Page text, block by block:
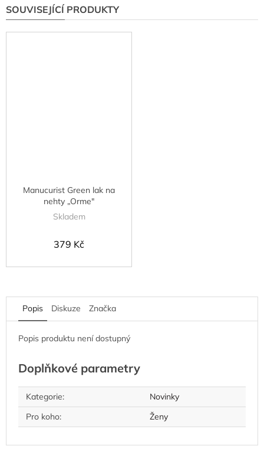
SOUVISEJÍCÍ PRODUKTY
Manucurist Green lak na
nehty „Orme"
Skladem
379 Kč
Popis Diskuze Značka
Popis produktu není dostupný
Doplňkové parametry
Kategorie:
Novinky
Pro koho: Ženy